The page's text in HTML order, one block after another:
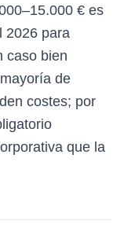
€ es
2026 para
caso bien
de
costes; por
que la